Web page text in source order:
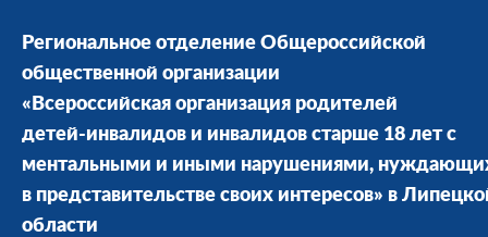
Региональное отделение Общероссийской
общественной организации
«Всероссийская организация родителей
детей-инвалидов и инвалидов старше 18 лет с
ментальными и иными нарушениями,
в представительстве своих интересов» в
области